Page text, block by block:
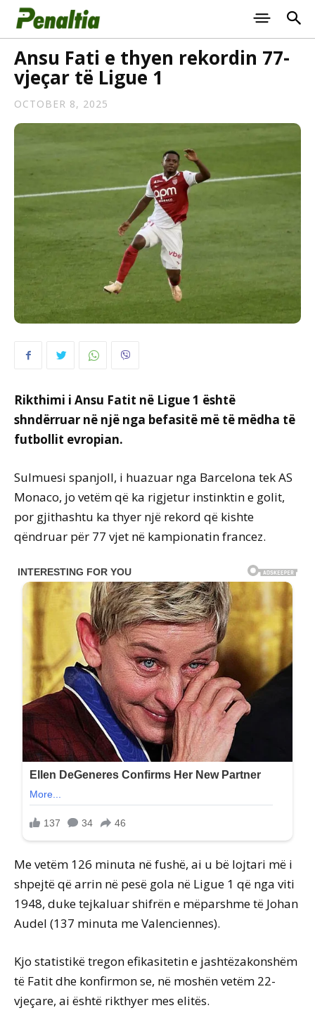
Ansu Fati e thyen rekordin 77-
vjeçar të Ligue 1
OCTOBER 8, 2025
Rikthimi i Ansu Fatit në Ligue 1 është
shndërruar në një nga befasitë më të mëdha të
futbollit evropian.
Sulmuesi spanjoll, i huazuar nga Barcelona tek AS
Monaco, jo vetëm që ka rigjetur instinktin e golit,
por gjithashtu ka thyer një rekord që kishte
qëndruar për 77 vjet në kampionatin francez.
Me vetëm 126 minuta në fushë, ai u bë lojtari më i
shpejtë që arrin në pesë gola në Ligue 1 që nga viti
1948, duke tejkaluar shifrën e mëparshme të Johan
Audel (137 minuta me Valenciennes).
Kjo statistikë tregon efikasitetin e jashtëzakonshëm
të Fatit dhe konfirmon se, në moshën vetëm 22-
vjeçare, ai është rikthyer mes elitës.